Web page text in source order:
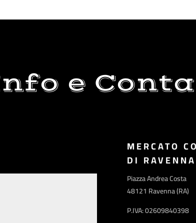
e
MERCATO
DI RAVENNA
Piazza Andrea Costa
48121 Ravenna (RA)
P.IVA: 02609840398